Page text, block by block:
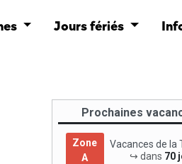
Jours fériés
Prochaines
Zone
A
Vacances de la
↪ dans 70